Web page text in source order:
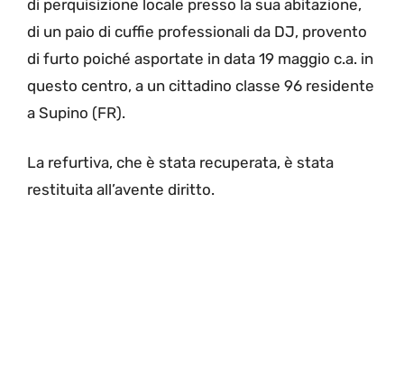
di perquisizione locale presso la sua abitazione,
di un paio di cuffie professionali da DJ, provento
di furto poiché asportate in data 19 maggio c.a. in
questo centro, a un cittadino classe 96 residente
a Supino (FR).
La refurtiva, che è stata recuperata, è stata
restituita all’avente diritto.